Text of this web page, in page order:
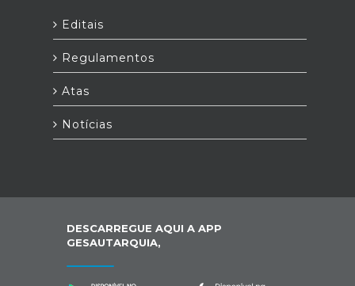
Editais
Regulamentos
Atas
Notícias
DESCARREGUE AQUI A APP
GESAUTARQUIA,